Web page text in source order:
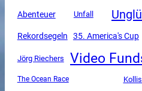
Abenteuer Unfall
Rekordsegeln 35. America's Cup
Jörg Riechers Video
The Ocean Race